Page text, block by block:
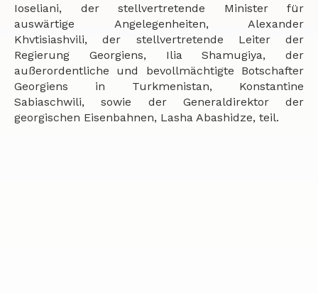
Ioseliani, der stellvertretende Minister für
auswärtige Angelegenheiten, Alexander
Khvtisiashvili, der stellvertretende Leiter der
Regierung Georgiens, Ilia Shamugiya, der
außerordentliche und bevollmächtigte Botschafter
Georgiens in Turkmenistan, Konstantine
Sabiaschwili, sowie der Generaldirektor der
georgischen Eisenbahnen, Lasha Abashidze, teil.